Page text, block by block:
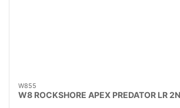
W855
W8 ROCKSHORE APEX PREDATOR LR